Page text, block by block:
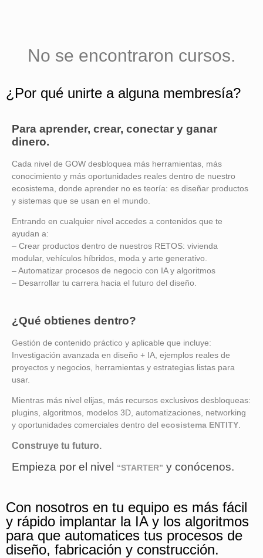
No se encontraron cursos.
¿Por qué unirte a alguna membresía?
Para aprender, crear, conectar y ganar
dinero.
Cada nivel de GOW desbloquea más herramientas, más
conocimiento y más oportunidades reales dentro de nuestro
ecosistema, donde aprender no es teoría: es diseñar productos
y sistemas que se usan en el mundo.
Entrando en cualquier nivel accedes a contenidos que te
ayudan a:
– Crear productos dentro de nuestros RETOS: vivienda
modular, vehículos híbridos, moda y arte generativo.
– Automatizar procesos de negocio con IA y algoritmos
– Desarrollar tu carrera hacia el futuro del diseño.
¿Qué obtienes dentro?
Gestión de contenido práctico y aplicable que incluye:
Investigación avanzada en diseño + IA, ejemplos reales de
proyectos y negocios, herramientas y estrategias listas para
usar.
Mientras más nivel elijas, más recursos exclusivos desbloqueas:
plugins, algoritmos, modelos 3D, automatizaciones, networking
y oportunidades comerciales dentro del ecosistema ENTITY
Construye tu futuro.
Empieza por el nivel “STARTER” y conócenos.
Con nosotros en tu equipo es más fácil
y rápido implantar la IA y los algoritmos
para que automatices tus procesos de
diseño, fabricación y construcción.